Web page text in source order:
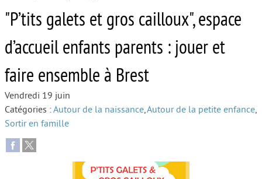
Autour de la petite enfance
Autour de l’enfance
Autour de la jeunesse
Face au deuil
"P’tits galets et gros cailloux", espace
d’accueil enfants parents : jouer et
faire ensemble à Brest
Vendredi 19 juin
Catégories :Autour de la naissance,Autour de la petite enfance,
Sortir en famille